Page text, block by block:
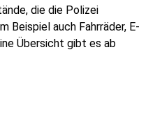
die die Polizei
Beispiel auch Fahrräder, E-
Übersicht gibt es ab